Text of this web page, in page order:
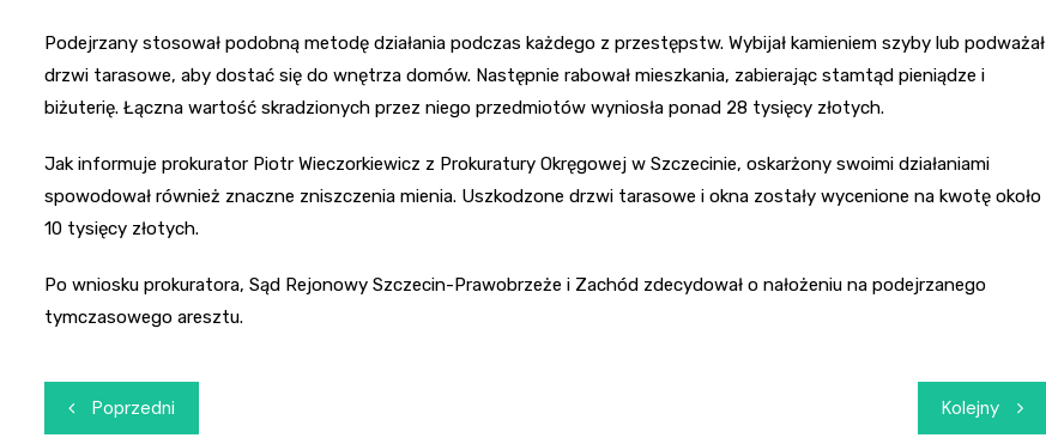
Podejrzany stosował podobną metodę działania podczas każdego z przestępstw. Wybijał kamieniem szyby lub podważał
drzwi tarasowe, aby dostać się do wnętrza domów. Następnie rabował mieszkania, zabierając stamtąd pieniądze i
biżuterię. Łączna wartość skradzionych przez niego przedmiotów wyniosła ponad 28 tysięcy złotych.
Jak informuje prokurator Piotr Wieczorkiewicz z Prokuratury Okręgowej w Szczecinie, oskarżony swoimi działaniami
spowodował również znaczne zniszczenia mienia. Uszkodzone drzwi tarasowe i okna zostały wycenione na kwotę około
10 tysięcy złotych.
Po wniosku prokuratora, Sąd Rejonowy Szczecin-Prawobrzeże i Zachód zdecydował o nałożeniu na podejrzanego
tymczasowego aresztu.
Nawigacja
Poprzedni Kolejny